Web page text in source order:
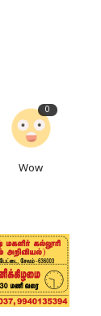
0
Wow